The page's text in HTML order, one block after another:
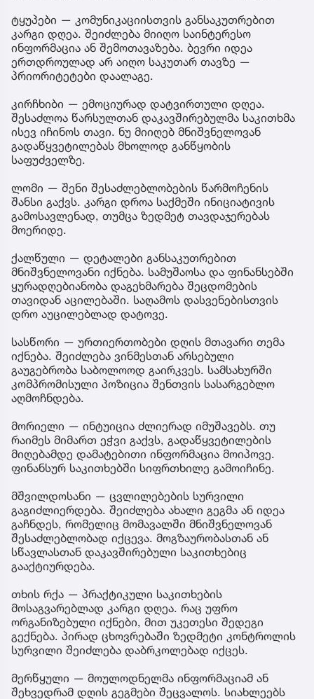
ტყუპები — კომუნიკაციისთვის განსაკუთრებით
კარგი დღეა. შეიძლება მიიღო საინტერესო
ინფორმაცია ან შემოთავაზება. ბევრი იდეა
ერთდროულად არ აიღო საკუთარ თავზე —
პრიორიტეტები დაალაგე.
კირჩხიბი — ემოციურად დატვირთული დღეა.
შესაძლოა წარსულთან დაკავშირებულმა საკითხმა
ისევ იჩინოს თავი. ნუ მიიღებ მნიშვნელოვან
გადაწყვეტილებას მხოლოდ განწყობის
საფუძველზე.
ლომი — შენი შესაძლებლობების წარმოჩენის
შანსი გაქვს. კარგი დროა საქმეში ინიციატივის
გამოსავლენად, თუმცა ზედმეტ თავდაჯერებას
მოერიდე.
ქალწული — დეტალები განსაკუთრებით
მნიშვნელოვანი იქნება. სამუშაოსა და ფინანსებში
ყურადღებიანობა დაგეხმარება შეცდომების
თავიდან აცილებაში. საღამოს დასვენებისთვის
დრო აუცილებლად დატოვე.
სასწორი — ურთიერთობები დღის მთავარი თემა
იქნება. შეიძლება ვინმესთან არსებული
გაუგებრობა საბოლოოდ გაირკვეს. სამსახურში
კომპრომისული პოზიცია შენთვის სასარგებლო
აღმოჩნდება.
მორიელი — ინტუიცია ძლიერად იმუშავებს. თუ
რაიმეს მიმართ ეჭვი გაქვს, გადაწყვეტილების
მიღებამდე დამატებითი ინფორმაცია მოიპოვე.
ფინანსურ საკითხებში სიფრთხილე გამოიჩინე.
მშვილდოსანი — ცვლილებების სურვილი
გაგიძლიერდება. შეიძლება ახალი გეგმა ან იდეა
გაჩნდეს, რომელიც მომავალში მნიშვნელოვან
შესაძლებლობად იქცევა. მოგზაურობასთან ან
სწავლასთან დაკავშირებული საკითხებიც
გააქტიურდება.
თხის რქა — პრაქტიკული საკითხების
მოსაგვარებლად კარგი დღეა. რაც უფრო
ორგანიზებული იქნები, მით უკეთესი შედეგი
გექნება. პირად ცხოვრებაში ზედმეტი კონტროლის
სურვილი შეიძლება დაბრკოლებად იქცეს.
მერწყული — მოულოდნელმა ინფორმაციამ ან
შეხვედრამ დღის გეგმები შეცვალოს. სიახლეებს